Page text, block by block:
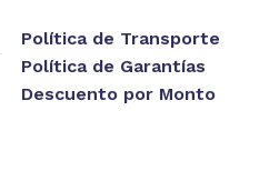
Política de Transporte
Política de Garantías
Descuento por Monto